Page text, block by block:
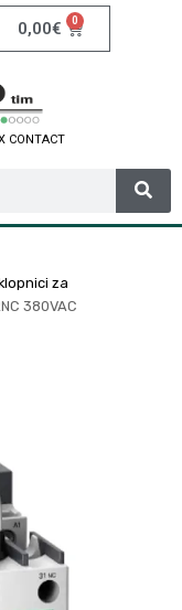
0,00€ 0
CONTACT
za
380VAC